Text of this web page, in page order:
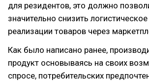
для резидентов, это должно
значительно снизить
реализации товаров через
Как было написано ранее,
продукт основываясь на своих
спросе, потребительских